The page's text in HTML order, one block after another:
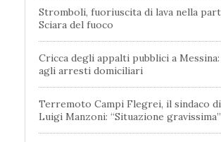
Stromboli, fuoriuscita di lava nella
Sciara del fuoco
Cricca degli appalti pubblici a
agli arresti domiciliari
Terremoto Campi Flegrei, il sindaco
Luigi Manzoni: “Situazione gravissima”